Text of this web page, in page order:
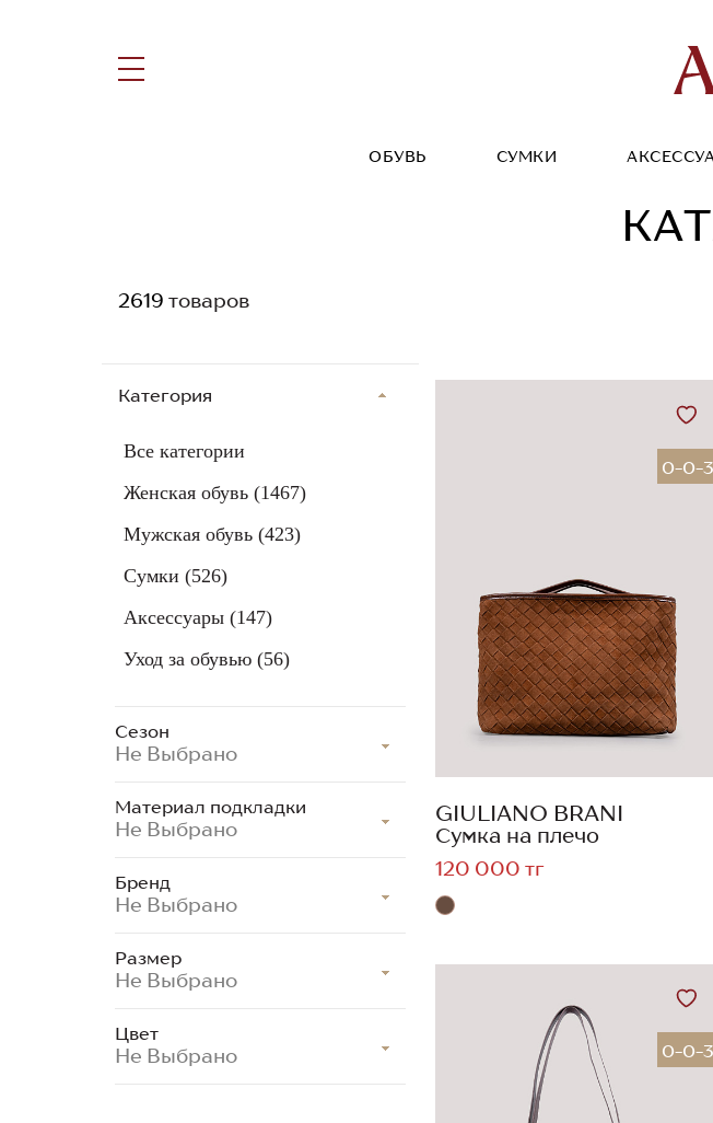
ОБУВЬ СУМКИ
Категория
Все категории
Женская обувь (1467)
Мужская обувь (423)
Сумки (526)
Аксессуары (147)
Уход за обувью (56)
Сезон
Не Выбрано
Материал подкладки
Не Выбрано
Бренд
Не Выбрано
Размер
Не Выбрано
Цвет
Не Выбрано
0-0-3
GIULIANO BRANI
Сумка на плечо
120 000 тг
0-0-3
2619 товаров